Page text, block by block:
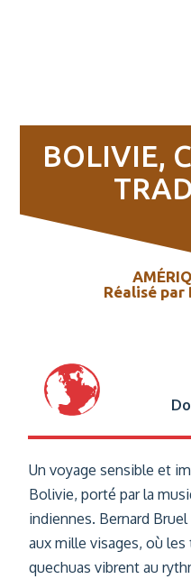
BOLIVIE,
Réalisé par
Un voyage sensible et
Bolivie, porté par la
indiennes. Bernard
aux mille visages, où
quechuas vibrent au